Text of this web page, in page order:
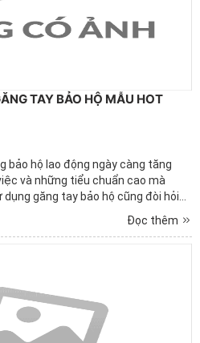
TAY BẢO HỘ MẪU HOT
bảo hộ lao động ngày càng tăng
và những tiểu chuẩn cao mà
găng tay bảo hộ cũng đòi hỏi
Đọc thêm